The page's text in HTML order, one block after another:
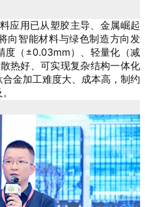
应用已从塑胶主导、金属崛起
向智能材料与绿色制造方向发
度（±0.03mm）、轻量化（减
热好、可实现复杂结构一体化
金加工难度大、成本高，制约